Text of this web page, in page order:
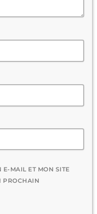
E-MAIL ET MON SITE
PROCHAIN